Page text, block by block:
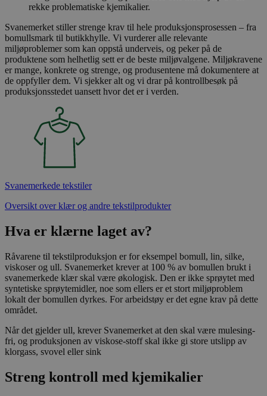
rekke problematiske kjemikalier.
Svanemerket stiller strenge krav til hele produksjonsprosessen – fra
bomullsmark til butikkhylle. Vi vurderer alle relevante
miljøproblemer som kan oppstå underveis, og peker på de
produktene som helhetlig sett er de beste miljøvalgene. Miljøkravene
er mange, konkrete og strenge, og produsentene må dokumentere at
de oppfyller dem. Vi sjekker alt og vi drar på kontrollbesøk på
produksjonsstedet uansett hvor det er i verden.
Svanemerkede tekstiler
Oversikt over klær og andre tekstilprodukter
Hva er klærne laget av?
Råvarene til tekstilproduksjon er for eksempel bomull, lin, silke,
viskoser og ull. Svanemerket krever at 100 % av bomullen brukt i
svanemerkede klær skal være økologisk. Den er ikke sprøytet med
syntetiske sprøytemidler, noe som ellers er et stort miljøproblem
lokalt der bomullen dyrkes. For arbeidstøy er det egne krav på dette
området.
Når det gjelder ull, krever Svanemerket at den skal være mulesing-
fri, og produksjonen av viskose-stoff skal ikke gi store utslipp av
klorgass, svovel eller sink
Streng kontroll med kjemikalier